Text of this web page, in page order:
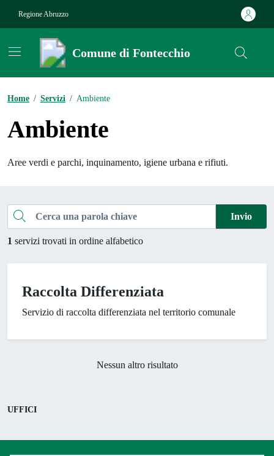
Regione Abruzzo
Comune di Fontecchio
Home / Servizi / Ambiente
Ambiente
Aree verdi e parchi, inquinamento, igiene urbana e rifiuti.
Cerca una parola chiave Invio
1 servizi trovati in ordine alfabetico
Raccolta Differenziata
Servizio di raccolta differenziata nel territorio comunale
Nessun altro risultato
UFFICI